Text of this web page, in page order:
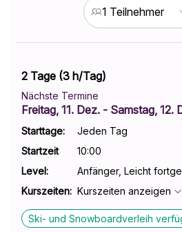
question
mark
to
get
the
keyboard
shortcuts
for
changing
dates.
the
mark
the
dates.
1 Teilnehmer
2 Tage (3 h/Tag)
Nächste Termine
Freitag, 11. Dez. - Samstag, 12.
Starttage:
Jeden Tag
Startzeit
10:00
Level:
Anfänger, Leicht
Kurszeiten: Kurszeiten anzeigen
Ski- und Snowboardverleih